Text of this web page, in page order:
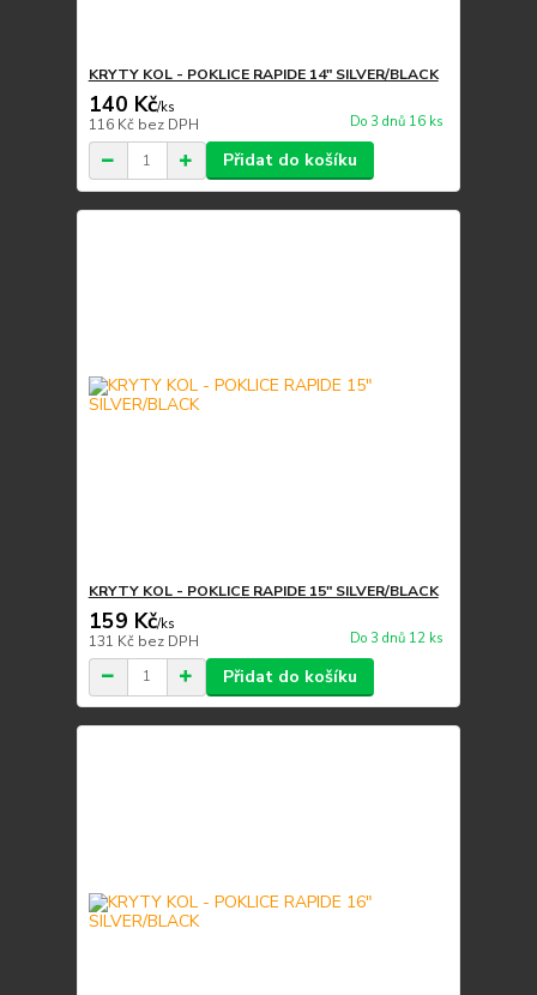
KRYTY KOL - POKLICE RAPIDE 14" SILVER/BLACK
140 Kč/ks
116 Kč bez DPH Do 3 dnů 16 ks
Přidat do košíku
KRYTY KOL - POKLICE RAPIDE 15" SILVER/BLACK
159 Kč/ks
131 Kč bez DPH Do 3 dnů 12 ks
Přidat do košíku